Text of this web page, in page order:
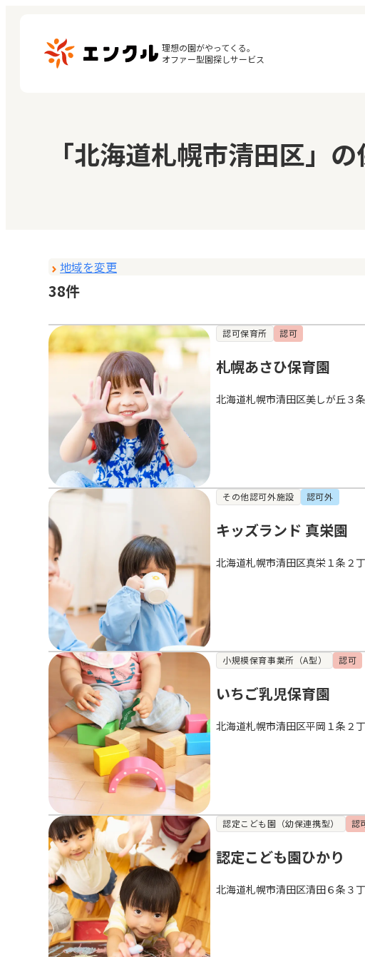
理想の園がやってくる。
オファー型園探しサービス
保育園・幼稚園を探す
地図から探す
閲覧履歴
お気に入り
「北海道札幌市清田区」
地域を変更
38件
認可保育所 認可
札幌あさひ保育園
北海道札幌市清田区美しが丘３
その他認可外施設 認可外
キッズランド 真栄園
北海道札幌市清田区真栄１条２
小規模保育事業所（A型） 認可
いちご乳児保育園
北海道札幌市清田区平岡１条２
認定こども園（幼保連携型） 認
認定こども園ひかり
北海道札幌市清田区清田６条３